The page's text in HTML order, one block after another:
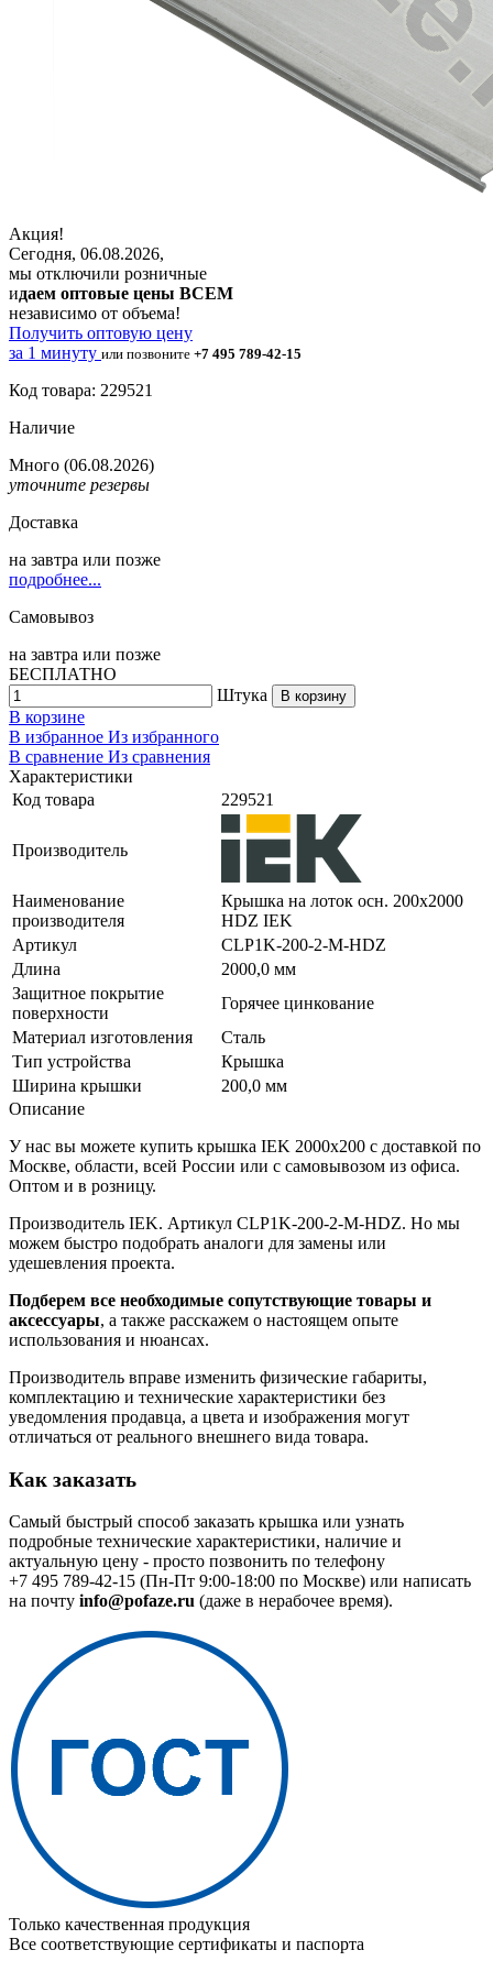
Акция!
Сегодня, 06.08.2026,
мы отключили розничные
идаем оптовые цены ВСЕМ
независимо от объема!
Получить оптовую цену
за 1 минуту или позвоните +7 495 789-42-15
Код товара: 229521
Наличие
Много (06.08.2026)
уточните резервы
Доставка
на завтра или позже
подробнее...
Самовывоз
на завтра или позже
БЕСПЛАТНО
Штука
В корзину
В корзине
В избранное Из избранного
В сравнение Из сравнения
Характеристики
Код товара
229521
Производитель
Наименование
производителя
Крышка на лоток осн. 200х2000
HDZ IEK
Артикул
CLP1K-200-2-M-HDZ
Длина
2000,0 мм
Защитное покрытие
поверхности
Горячее цинкование
Материал изготовления
Сталь
Тип устройства
Крышка
Ширина крышки
200,0 мм
Описание
У нас вы можете купить крышка IEK 2000х200 с доставкой по
Москве, области, всей России или с самовывозом из офиса.
Оптом и в розницу.
Производитель IEK. Артикул CLP1K-200-2-M-HDZ. Но мы
можем быстро подобрать аналоги для замены или
удешевления проекта.
Подберем все необходимые сопутствующие товары и
аксессуары, а также расскажем о настоящем опыте
использования и нюансах.
Производитель вправе изменить физические габариты,
комплектацию и технические характеристики без
уведомления продавца, а цвета и изображения могут
отличаться от реального внешнего вида товара.
Как заказать
Самый быстрый способ заказать крышка или узнать
подробные технические характеристики, наличие и
актуальную цену - просто позвонить по телефону
+7 495 789-42-15 (Пн-Пт 9:00-18:00 по Москве) или написать
на почту info@pofaze.ru (даже в нерабочее время).
Только качественная продукция
Все соответствующие сертификаты и паспорта